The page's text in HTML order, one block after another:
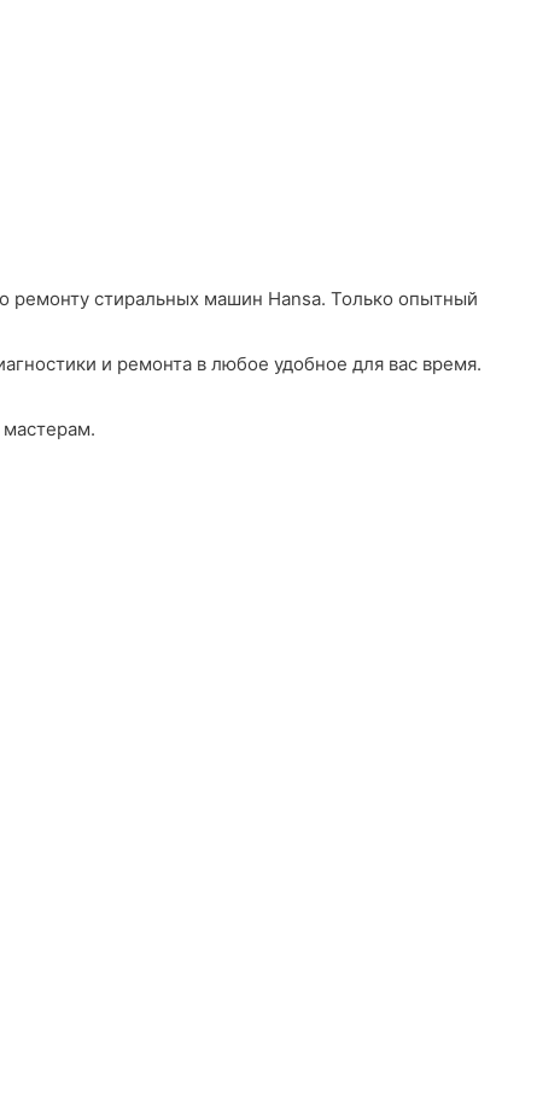
ремонту стиральных машин Hansa. Только опытный
и ремонта в любое удобное для вас время.